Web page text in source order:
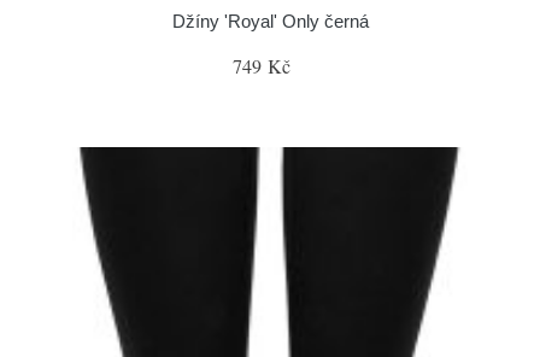
Džíny 'Royal' Only černá
749 Kč